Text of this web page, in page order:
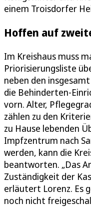
einem Troisdorfer
Hoffen auf
Im Kreishaus muss
Priorisierungsliste
neben den
die Behinderten-
vorn. Alter,
zählen zu den
zu Hause lebenden
Impfzentrum nach
werden, kann die
beantworten. „Das
Zuständigkeit der
erläutert Lorenz. Es
noch nicht